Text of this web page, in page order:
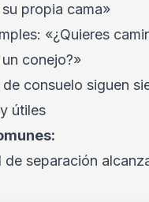
propia cama»
«¿Quieres
conejo?»
consuelo siguen
útiles
de separación